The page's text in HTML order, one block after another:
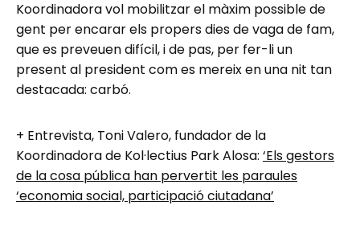
Koordinadora vol mobilitzar el màxim possible de
gent per encarar els propers dies de vaga de fam,
que es preveuen difícil, i de pas, per fer-li un
present al president com es mereix en una nit tan
destacada: carbó.
+ Entrevista, Toni Valero, fundador de la
Koordinadora de Kol·lectius Park Alosa: ‘Els gestors
de la cosa pública han pervertit les paraules
‘economia social, participació ciutadana’